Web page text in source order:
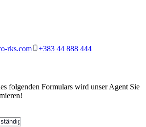
rks.com +383 44 888 444
folgenden Formulars wird unser Agent Sie